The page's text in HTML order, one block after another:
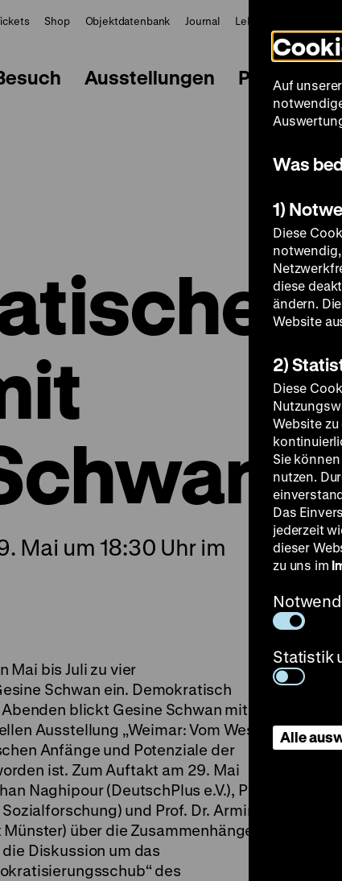
Shop Objektdatenbank Journal LeMO
Ausstellungen Programm
Mai um 18:30 Uhr im
Mai bis Juli zu vier
Schwan ein. Demokratisch
blickt Gesine Schwan mit
Ausstellung „Weimar: Vom Wesen
Anfänge und Potenziale der
ist. Zum Auftakt am 29. Mai
Naghipour (DeutschPlus e.V.), PD
und Prof. Dr. Armin
über die Zusammenhänge
die Diskussion um das
des
Auf
Was
1)
Diese
diese
ändern.
Website
2)
Diese
Website
Sie
nutzen.
Das
jederzeit
dieser
zu uns im
Statistik
Alle